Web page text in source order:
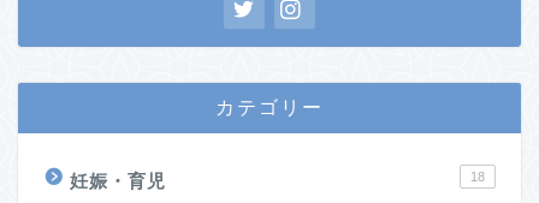
カテゴリー
妊娠・育児 18